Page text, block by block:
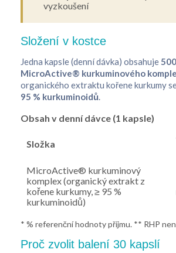
vyzkoušení
Složení v kostce
Jedna kapsle (denní dávka) obsahuje
MicroActive® kurkuminového
organického extraktu kořene kurkumy
95 % kurkuminoidů.
Obsah v denní dávce (1 kapsle)
Složka
MicroActive® kurkuminový
komplex (organický extrakt z
kořene kurkumy, ≥ 95 %
kurkuminoidů)
* % referenční hodnoty příjmu. ** RHP
Proč zvolit balení 30 kapslí